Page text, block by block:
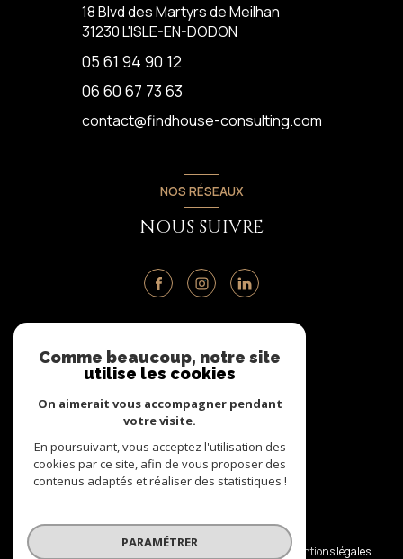
18 Blvd des Martyrs de Meilhan
31230L'ISLE-EN-DODON
05 61 94 90 12
06 60 67 73 63
contact@findhouse-consulting.com
NOS RÉSEAUX
NOUS SUIVRE
ADHÉRENTS
NOUS ADHÉRONS
© 2026 | Tous droits réservés
Nos honoraires
Nos partenaires Mentions légales
Comme beaucoup, notre site
utilise les cookies
On aimerait vous accompagner pendant
votre visite.
En poursuivant, vous acceptez l'utilisation des
cookies par ce site, afin de vous proposer des
contenus adaptés et réaliser des statistiques !
PARAMÉTRER